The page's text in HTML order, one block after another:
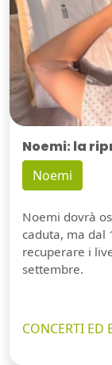
Noemi: la
Noemi
Noemi dovrà
caduta, ma dal
recuperare i
settembre.
CONCERTI ED